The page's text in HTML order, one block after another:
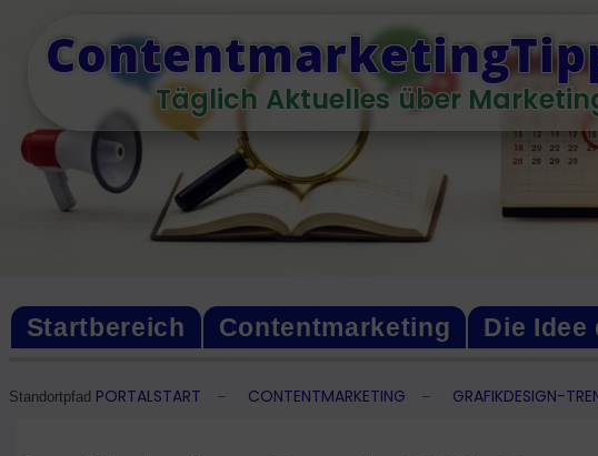
Täglich Aktuelles über
Startbereich Contentmarketing Die Idee
Standortpfad PORTALSTART – CONTENTMARKETING – GRAFIKDESIGN-